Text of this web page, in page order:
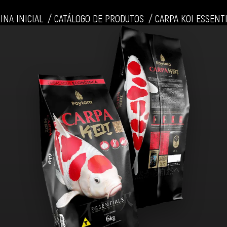
INICIAL CATÁLOGO DE PRODUTOS CARPA KOI